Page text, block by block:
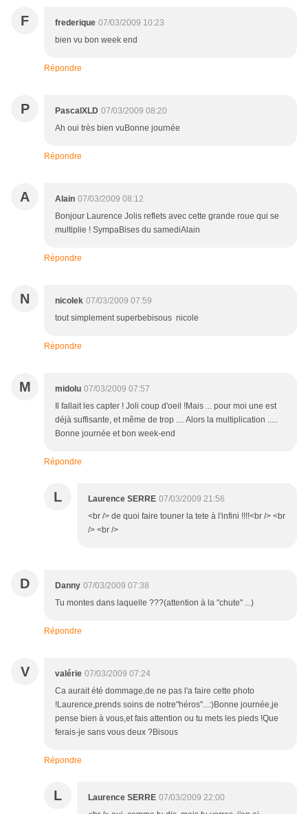
F frederique 07/03/2009 10:23
bien vu bon week end
Répondre
P PascalXLD 07/03/2009 08:20
Ah oui très bien vuBonne journée
Répondre
A Alain 07/03/2009 08:12
Bonjour Laurence Jolis reflets avec cette grande roue qui se
multiplie ! SympaBises du samediAlain
Répondre
N nicolek 07/03/2009 07:59
tout simplement superbebisous nicole
Répondre
M midolu 07/03/2009 07:57
Il fallait les capter ! Joli coup d'oeil !Mais ... pour moi une est
déjà suffisante, et même de trop .... Alors la multiplication .....
Bonne journée et bon week-end
Répondre
L Laurence SERRE 07/03/2009 21:56
<br /> de quoi faire touner la tete à l'infini !!!!<br /> <br
/> <br />
D Danny 07/03/2009 07:38
Tu montes dans laquelle ???(attention à la "chute" ...)
Répondre
V valérie 07/03/2009 07:24
Ca aurait été dommage,de ne pas l'a faire cette photo
!Laurence,prends soins de notre"héros"...:)Bonne journée,je
pense bien à vous,et fais attention ou tu mets les pieds !Que
ferais-je sans vous deux ?Bisous
Répondre
L Laurence SERRE 07/03/2009 22:00